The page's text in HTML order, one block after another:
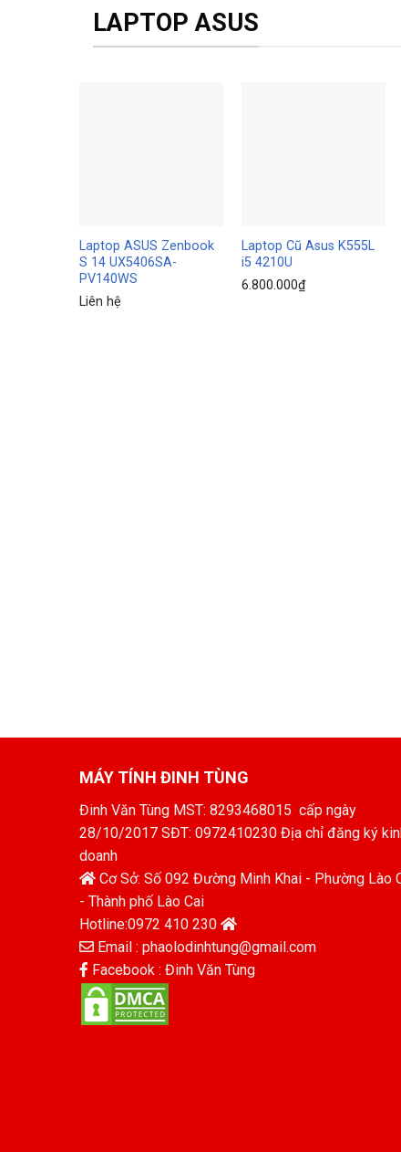
LAPTOP ASUS
Laptop ASUS Zenbook
S 14 UX5406SA-
PV140WS
Liên hệ
Laptop Cũ Asus K555L
i5 4210U
6.800.000₫
MÁY TÍNH ĐINH TÙNG
Đinh Văn Tùng MST: 8293468015 cấp ngày
28/10/2017 SĐT: 0972410230 Địa chỉ đăng ký
doanh
Cơ Sở: Số 092 Đường Minh Khai - Phường Lào
- Thành phố Lào Cai
Hotline:0972 410 230
Email : phaolodinhtung@gmail.com
Facebook : Đinh Văn Tùng